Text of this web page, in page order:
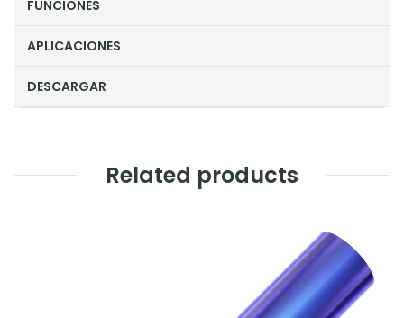
FUNCIONES
APLICACIONES
DESCARGAR
Related products